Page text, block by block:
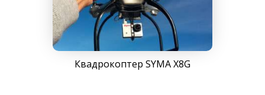
Квадрокоптер SYMA X8G